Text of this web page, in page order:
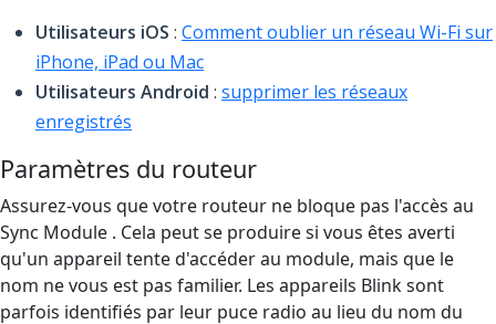
Utilisateurs iOS : Comment oublier un réseau Wi-Fi sur
iPhone, iPad ou Mac
Utilisateurs Android : supprimer les réseaux
enregistrés
Paramètres du routeur
Assurez-vous que votre routeur ne bloque pas l'accès au
Sync Module . Cela peut se produire si vous êtes averti
qu'un appareil tente d'accéder au module, mais que le
nom ne vous est pas familier. Les appareils Blink sont
parfois identifiés par leur puce radio au lieu du nom du